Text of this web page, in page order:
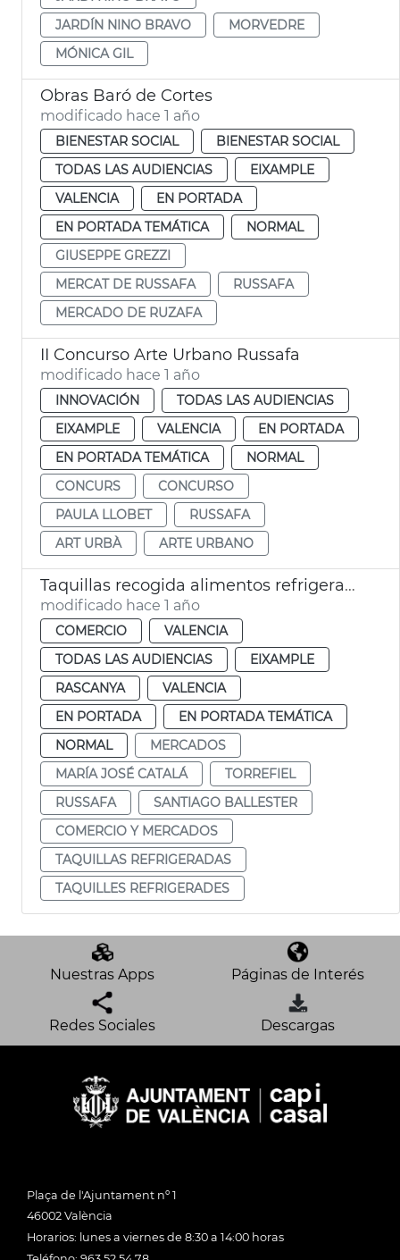
JARDÍN NINO BRAVO
MORVEDRE
MÓNICA GIL
Obras Baró de Cortes
modificado hace 1 año
BIENESTAR SOCIAL
BIENESTAR SOCIAL
TODAS LAS AUDIENCIAS
EIXAMPLE
VALENCIA
EN PORTADA
EN PORTADA TEMÁTICA
NORMAL
GIUSEPPE GREZZI
MERCAT DE RUSSAFA
RUSSAFA
MERCADO DE RUZAFA
II Concurso Arte Urbano Russafa
modificado hace 1 año
INNOVACIÓN
TODAS LAS AUDIENCIAS
EIXAMPLE
VALENCIA
EN PORTADA
EN PORTADA TEMÁTICA
NORMAL
CONCURS
CONCURSO
PAULA LLOBET
RUSSAFA
ART URBÀ
ARTE URBANO
Taquillas recogida alimentos refrigerados mercados Russafa Torrefiel
modificado hace 1 año
COMERCIO
VALENCIA
TODAS LAS AUDIENCIAS
EIXAMPLE
RASCANYA
VALENCIA
EN PORTADA
EN PORTADA TEMÁTICA
NORMAL
MERCADOS
MARÍA JOSÉ CATALÁ
TORREFIEL
RUSSAFA
SANTIAGO BALLESTER
COMERCIO Y MERCADOS
TAQUILLAS REFRIGERADAS
TAQUILLES REFRIGERADES
Nuestras Apps Páginas de Interés
Redes Sociales Descargas
Plaça de l'Ajuntament nº 1
46002 València
Horarios: lunes a viernes de 8:30 a 14:00 horas